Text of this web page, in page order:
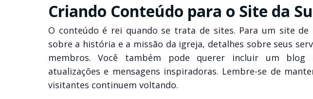
Criando Conteúdo para o Site da
O conteúdo é rei quando se trata de sites. Para um site
sobre a história e a missão da igreja, detalhes sobre seus
membros. Você também pode querer incluir um blog
atualizações e mensagens inspiradoras. Lembre-se de
visitantes continuem voltando.